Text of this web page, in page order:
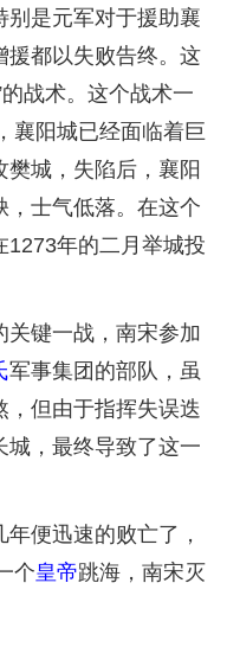
别是元军对于援助襄
援都以失败告终。这
战术。这个战术一
襄阳城已经面临着巨
城，失陷后，襄阳
，士气低落。在这个
1273年的二月举城投
关键一战，南宋参加
军事集团的部队，虽
，但由于指挥失误迭
城，最终导致了这一
便迅速的败亡了，
个皇帝跳海，南宋灭